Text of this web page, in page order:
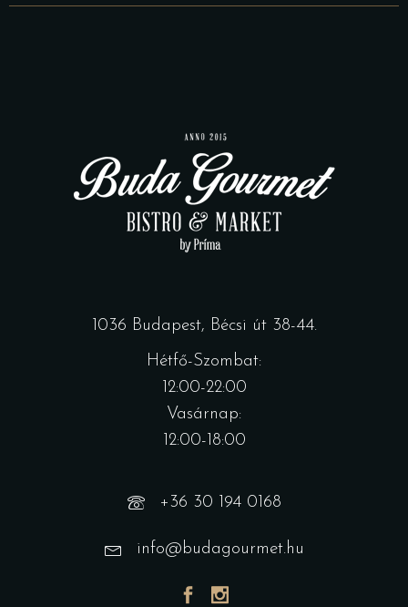
1036 Budapest, Bécsi út 38-44.
Hétfő-Szombat:
12:00-22:00
Vasárnap:
12:00-18:00
+36 30 194 0168
info@budagourmet.hu